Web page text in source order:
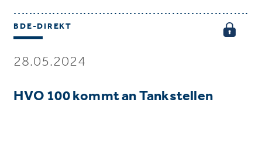
BDE-DIREKT
28.05.2024
HVO 100 kommt an Tankstellen